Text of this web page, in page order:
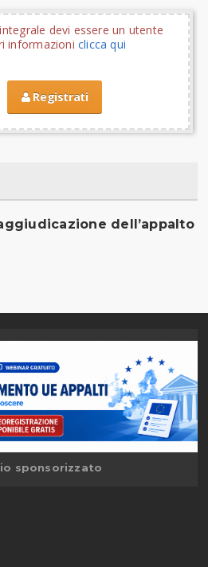
devi essere un utente
informazioni clicca qui
Registrati
dell’appalto
sponsorizzato